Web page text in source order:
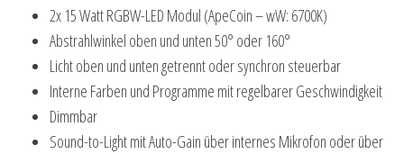
2x 15 Watt RGBW-LED Modul (ApeCoin – wW: 6700K)
Abstrahlwinkel oben und unten 50° oder 160°
Licht oben und unten getrennt oder synchron steuerbar
Interne Farben und Programme mit regelbarer Geschwindigkeit
Dimmbar
Sound-to-Light mit Auto-Gain über internes Mikrofon oder über